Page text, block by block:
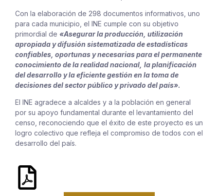
Con la elaboración de 298 documentos informativos, uno
para cada municipio, el INE cumple con su objetivo
primordial de «Asegurar la producción, utilización
apropiada y difusión sistematizada de estadísticas
confiables, oportunas ynecesarias para el permanente
conocimiento de la realidad nacional, la planificación
del desarrollo y la eficiente gestión en la toma de
decisiones del sector público y privado del país».
El INE agradece a alcaldes y a la población en general
por su apoyo fundamental durante el levantamiento del
censo, reconociendo que el éxito de este proyecto es un
logro colectivo que refleja el compromiso de todos con el
desarrollo del país.